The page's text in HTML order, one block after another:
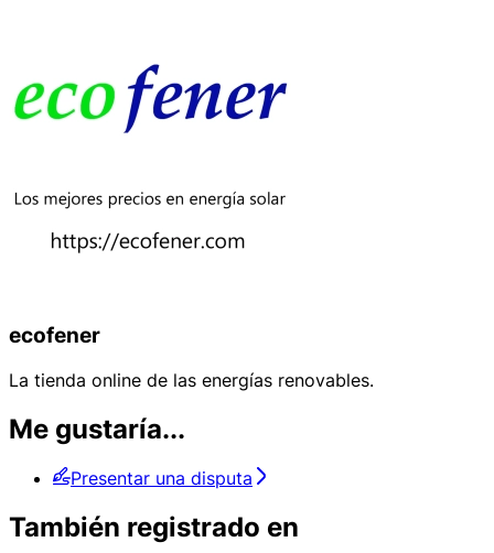
ecofener
La tienda online de las energías renovables.
Me gustaría...
Presentar una disputa
También registrado en